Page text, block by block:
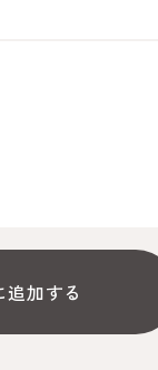
加する